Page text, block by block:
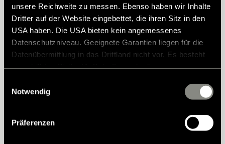
unsere Reichweite zu messen. Ebenso haben wir Inhalte
Dritter auf der Website eingebettet, die ihren Sitz in den
USA haben. Die USA bieten kein angemessenes
Datenschutzniveau. Geeignete Garantien liegen für die
Datenübermittlung in das Drittland nicht vor. Es besteht
zustehen. Eingesetzte Dienstleister können Daten für
zusammenführen. Weitere Informationen finden Sie in
unsererDatenschutzerklärung
. Akzeptieren Sie oder
Notwendig
Präferenzen